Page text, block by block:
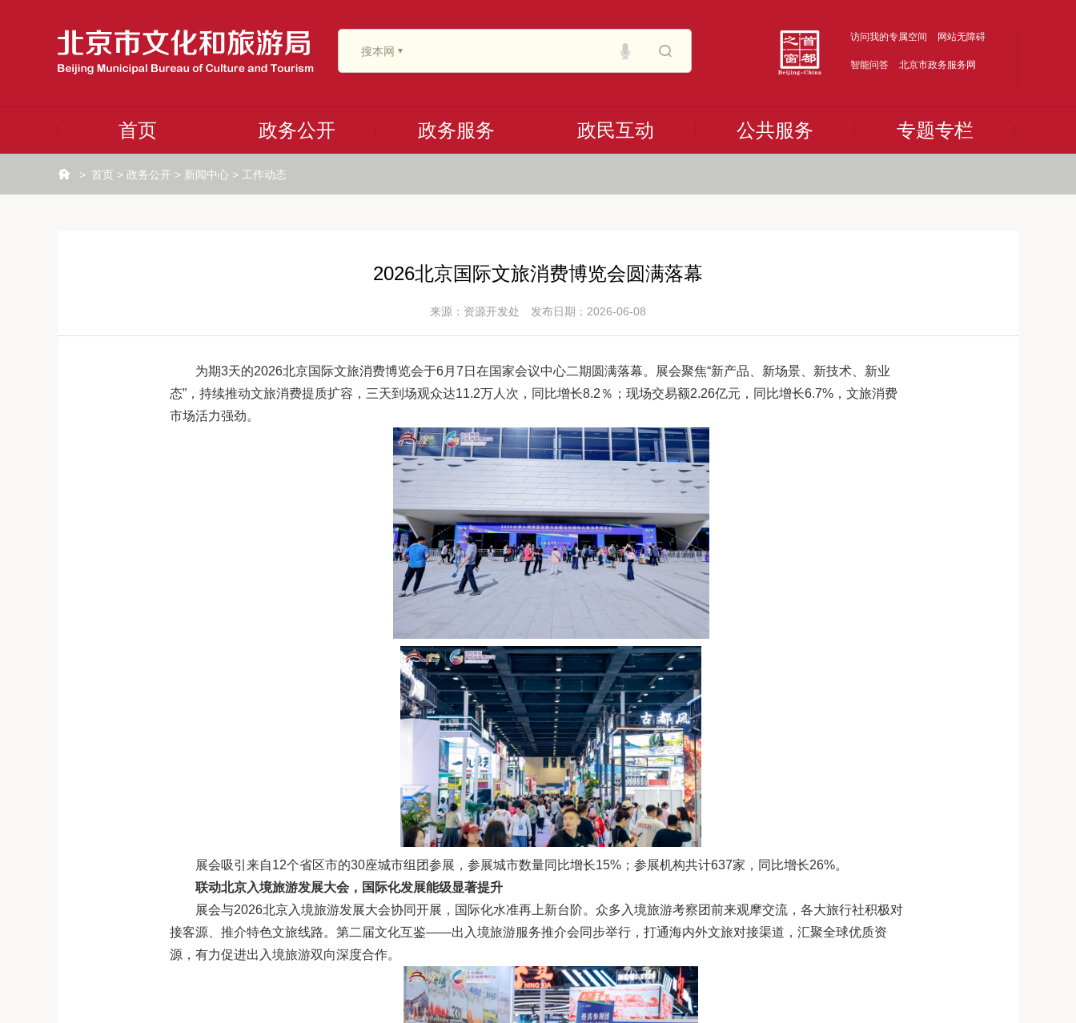
访问我的专属空间 网站无障碍
智能问答 北京市政务服务网
搜本网
首页 政务公开 政务服务 政民互动 公共服务 专题专栏
> 首页 > 政务公开 > 新闻中心 > 工作动态
2026北京国际文旅消费博览会圆满落幕
来源：资源开发处 发布日期：2026-06-08
为期3天的2026北京国际文旅消费博览会于6月 7 日在国家会议中心二期圆满落幕。展会聚焦“新产品、新场景、新技术、新业
态”，持续推动文旅消费提质扩容 ， 三天到场观众达11.2万 人次 ， 同比增长8.2％； 现场交易额2.26亿元， 同比增长6.7% ，文旅消费
市场活力强劲。
展会吸引来自12个省区市的30座城市组团参展，参展城市数量同比增长15%；参展机构共计637家，同比增长26%。
联动北京入境旅游发展大会，国际化发展能级显著提升
展会与2026北京入境旅游发展大会协同开展，国际化水准再上新台阶。众多入境旅游考察团前来观摩交流，各大旅行社积极对
接客源、推介特色文旅线路。第二届文化互鉴——出入境旅游服务推介会同步举行，打通海内外文旅对接渠道，汇聚全球优质资
源，有力促进出入境旅游双向深度合作。